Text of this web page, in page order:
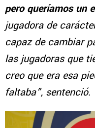
pero queríamos un
jugadora de
capaz de cambiar
las jugadoras que
creo que era esa
faltaba”, sentenció.